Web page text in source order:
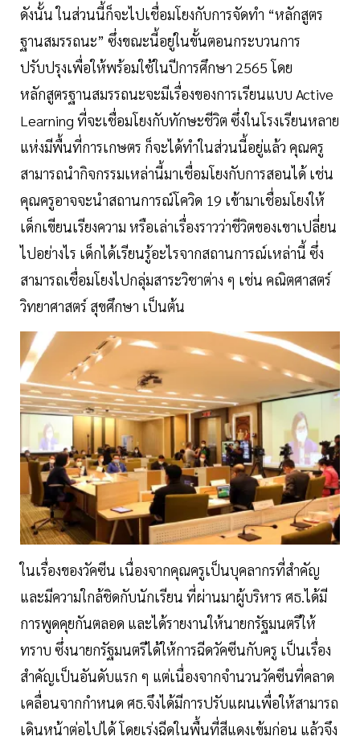
ดังนั้น ในส่วนนี้ก็จะไปเชื่อมโยงกับการจัดทำ “หลักสูตร
ฐานสมรรถนะ” ซึ่งขณะนี้อยู่ในขั้นตอนกระบวนการ
ปรับปรุงเพื่อให้พร้อมใช้ในปีการศึกษา 2565 โดย
หลักสูตรฐานสมรรถนะจะมีเรื่องของการเรียนแบบ Active
Learning ที่จะเชื่อมโยงกับทักษะชีวิต ซึ่งในโรงเรียนหลาย
แห่งมีพื้นที่การเกษตร ก็จะได้ทำในส่วนนี้อยู่แล้ว คุณครู
สามารถนำกิจกรรมเหล่านี้มาเชื่อมโยงกับการสอนได้ เช่น
คุณครูอาจจะนำสถานการณ์โควิด 19 เข้ามาเชื่อมโยงให้
เด็กเขียนเรียงความ หรือเล่าเรื่องราวว่าชีวิตของเขาเปลี่ยน
ไปอย่างไร เด็กได้เรียนรู้อะไรจากสถานการณ์เหล่านี้ ซึ่ง
สามารถเชื่อมโยงไปกลุ่มสาระวิชาต่าง ๆ เช่น คณิตศาสตร์
วิทยาศาสตร์ สุขศึกษา เป็นต้น
ในเรื่องของวัคซีน เนื่องจากคุณครูเป็นบุคลากรที่สำคัญ
และมีความใกล้ชิดกับนักเรียน ที่ผ่านมาผู้บริหาร ศธ.ได้มี
การพูดคุยกันตลอด และได้รายงานให้นายกรัฐมนตรีให้
ทราบ ซึ่งนายกรัฐมนตรีได้ให้การฉีดวัคซีนกับครู เป็นเรื่อง
สำคัญเป็นอันดับแรก ๆ แต่เนื่องจากจำนวนวัคซีนที่คลาด
เคลื่อนจากกำหนด ศธ.จึงได้มีการปรับแผนเพื่อให้สามารถ
เดินหน้าต่อไปได้ โดยเร่งฉีดในพื้นที่สีแดงเข้มก่อน แล้วจึง